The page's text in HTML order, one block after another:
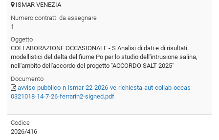
ISMAR VENEZIA
Numero contratti da assegnare
1
Oggetto
COLLABORAZIONE OCCASIONALE - S Analisi di dati e di risultati
modellistici del delta del fiume Po per lo studio dell'intrusione salina,
nell'ambito dell'accordo del progetto "ACCORDO SALT 2025"
Documento
avviso-pubblico-n-ismar-22-2026-ve-richiesta-aut-collab-occas-
0321018-14-7-26-ferrarin2-signed.pdf
Codice
2026/416